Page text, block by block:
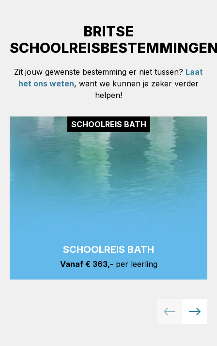
BRITSE
Zit jouw gewenste bestemming er niet tussen? Laat
het ons weten, want we kunnen je zeker verder
helpen!
SCHOOLREIS BATH
SCHOOLREIS BATH
Vanaf € 363,- per leerling